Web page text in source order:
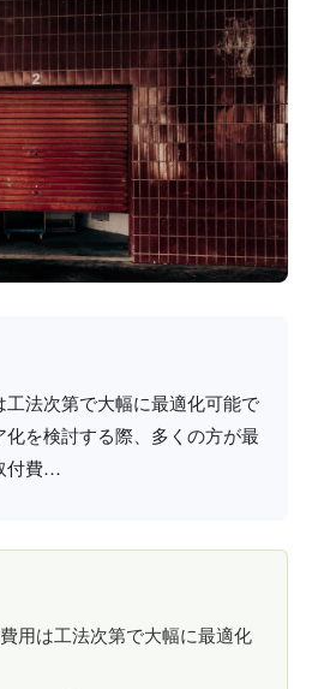
工法次第で大幅に最適化可能で
を検討する際、多くの方が最
付費…
用は工法次第で大幅に最適化